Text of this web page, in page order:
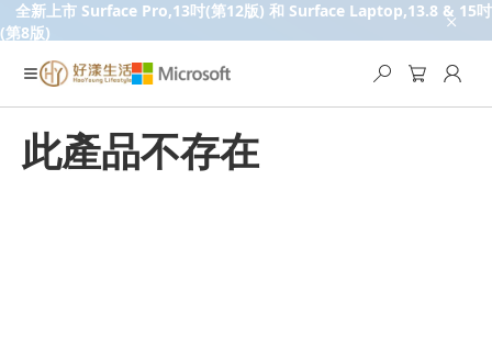
全新上市 Surface Pro,13吋(第12版) 和 Surface Laptop,13.8 & 15吋
(第8版)
此產品不存在